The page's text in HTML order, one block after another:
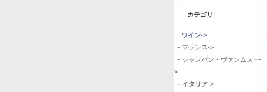
カテゴリ
ワイン->
- フランス->
- シャンパン・ヴァンムスー-
>
- イタリア->